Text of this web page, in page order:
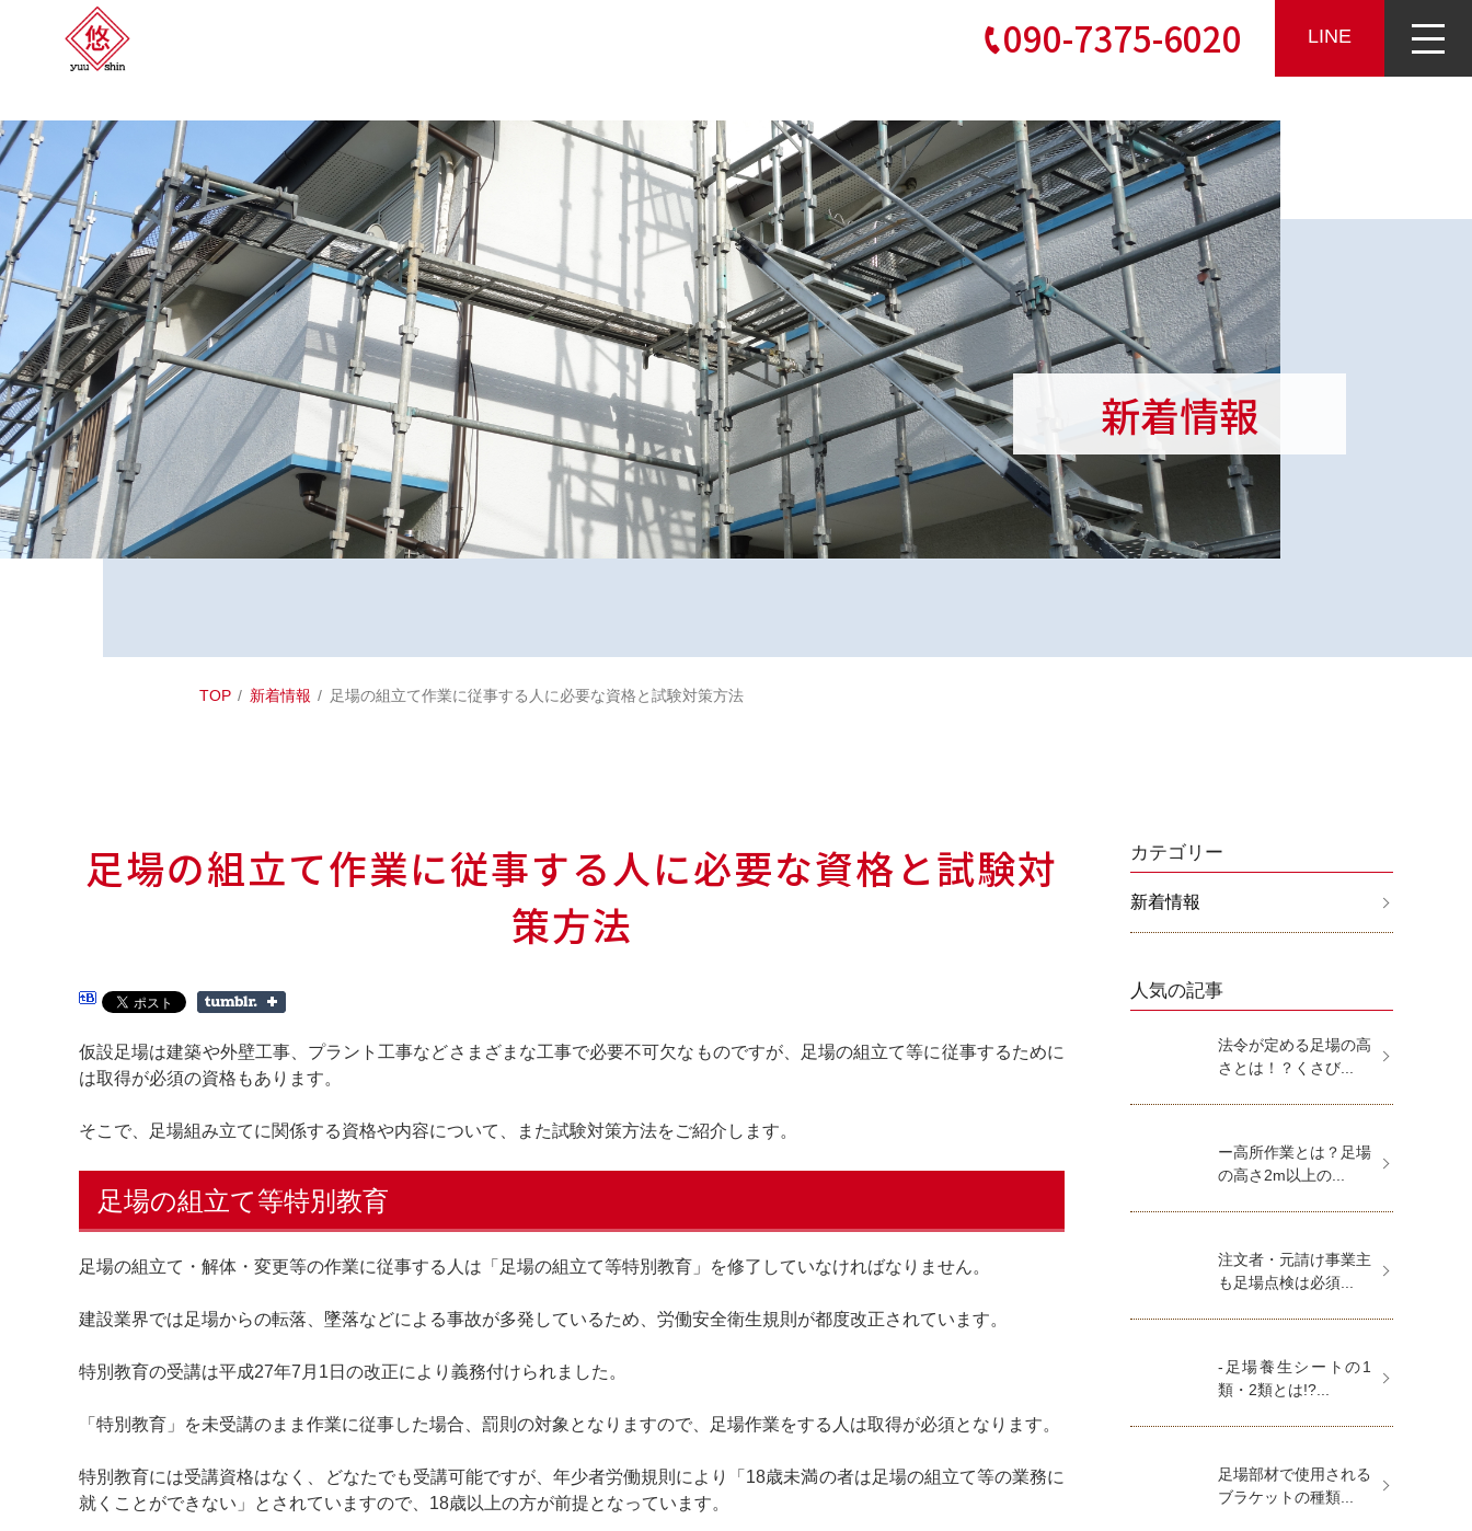
090-7375-6020 LINE
新着情報
TOP 新着情報 足場の組立て作業に従事する人に必要な資格と試験対策方法
足場の組立て作業に従事する人に必要な資格と試験対
策方法
仮設足場は建築や外壁工事、プラント工事などさまざまな工事で必要不可欠なものですが、足場の組立て等に従事するために
は取得が必須の資格もあります。
そこで、足場組み立てに関係する資格や内容について、また試験対策方法をご紹介します。
足場の組立て等特別教育
足場の組立て・解体・変更等の作業に従事する人は「足場の組立て等特別教育」を修了していなければなりません。
建設業界では足場からの転落、墜落などによる事故が多発しているため、労働安全衛生規則が都度改正されています。
特別教育の受講は平成27年7月1日の改正により義務付けられました。
「特別教育」を未受講のまま作業に従事した場合、罰則の対象となりますので、足場作業をする人は取得が必須となります。
特別教育には受講資格はなく、どなたでも受講可能ですが、年少者労働規則により「18歳未満の者は足場の組立て等の業務に
就くことができない」とされていますので、18歳以上の方が前提となっています。
カテゴリー
新着情報
人気の記事
法令が定める足場の高
さとは！？くさび...
ー高所作業とは？足場
の高さ2m以上の...
注文者・元請け事業主
も足場点検は必須...
-足場養生シートの1
類・2類とは!?...
足場部材で使用される
ブラケットの種類...